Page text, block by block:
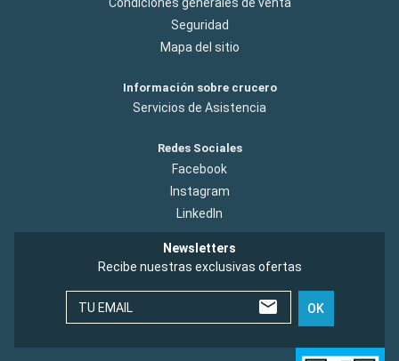
Seguridad
Mapa del sitio
Información sobre crucero
Servicios de Asistencia
Redes Sociales
Facebook
Instagram
LinkedIn
Newsletters
Recibe nuestras exclusivas ofertas
TU EMAIL OK